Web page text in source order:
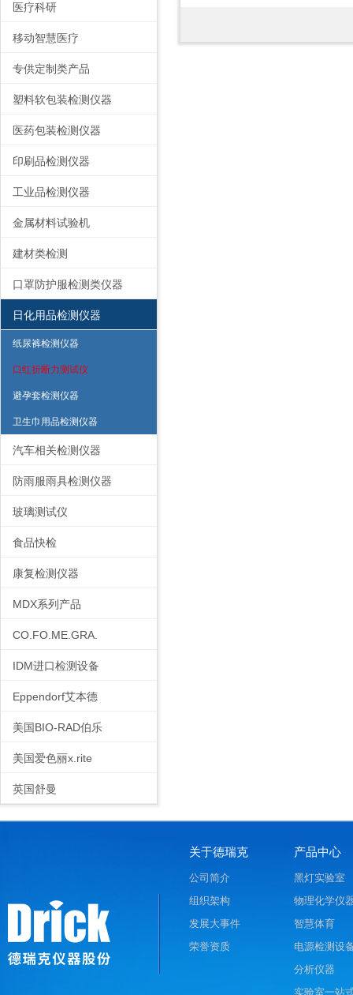
医疗科研
移动智慧医疗
专供定制类产品
塑料软包装检测仪器
医药包装检测仪器
印刷品检测仪器
工业品检测仪器
金属材料试验机
建材类检测
口罩防护服检测类仪器
日化用品检测仪器
纸尿裤检测仪器
口红折断力测试仪
避孕套检测仪器
卫生巾用品检测仪器
汽车相关检测仪器
防雨服雨具检测仪器
玻璃测试仪
食品快检
康复检测仪器
MDX系列产品
CO.FO.ME.GRA.
IDM进口检测设备
Eppendorf艾本德
美国BIO-RAD伯乐
美国爱色丽x.rite
英国舒曼
关于德瑞克
公司简介
组织架构
发展大事件
荣誉资质
产品中心
黑灯实验室
物理化学仪
智慧体育
电源检测设
分析仪器
实验室一站